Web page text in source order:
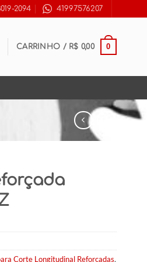
2094 41997576207
CARRINHO / R$ 0,00 0
Corte Longitudinal Reforçadas,